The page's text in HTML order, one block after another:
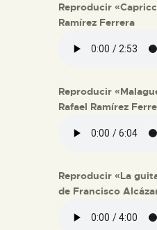
Reproducir
Ramírez Ferrera
Reproducir
Rafael Ramírez
Reproducir «La
de Francisco